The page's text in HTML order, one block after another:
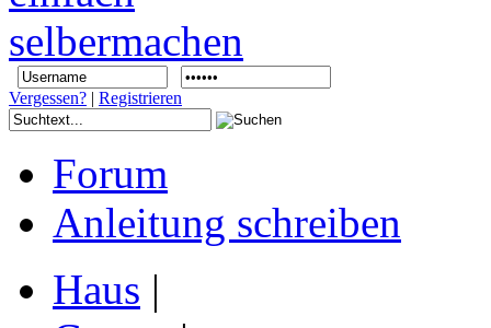
Vergessen? | Registrieren
Forum
Anleitung schreiben
Haus |